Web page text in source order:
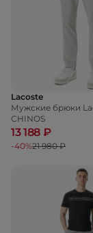
Lacoste
Мужские брюки
CHINOS
13 188 ₽
-40%21 980 ₽